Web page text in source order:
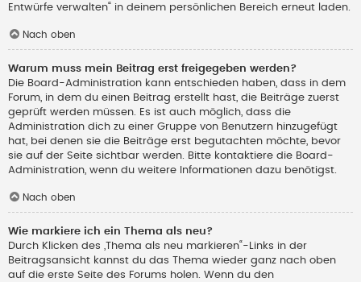
Entwürfe verwalten“ in deinem persönlichen Bereich erneut laden.
Nach oben
Warum muss mein Beitrag erst freigegeben werden?
Die Board-Administration kann entschieden haben, dass in dem
Forum, in dem du einen Beitrag erstellt hast, die Beiträge zuerst
geprüft werden müssen. Es ist auch möglich, dass die
Administration dich zu einer Gruppe von Benutzern hinzugefügt
hat, bei denen sie die Beiträge erst begutachten möchte, bevor
sie auf der Seite sichtbar werden. Bitte kontaktiere die Board-
Administration, wenn du weitere Informationen dazu benötigst.
Nach oben
Wie markiere ich ein Thema als neu?
Durch Klicken des „Thema als neu markieren“-Links in der
Beitragsansicht kannst du das Thema wieder ganz nach oben
auf die erste Seite des Forums holen. Wenn du den